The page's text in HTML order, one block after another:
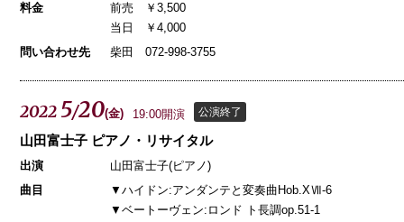
料金
前売 ￥3,500
当日 ￥4,000
問い合わせ先
柴田 072-998-3755
2022 5/20(金) 19:00開演 公演終了
山田富士子 ピアノ・リサイタル
出演
山田富士子(ピアノ)
曲目
▼ハイドン:アンダンテと変奏曲Hob.XⅦ-6
▼ベートーヴェン:ロンド ト長調op.51-1